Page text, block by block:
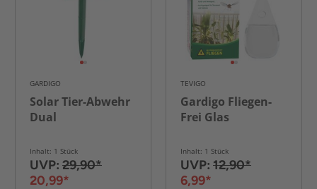
GARDIGO
Solar Tier-Abwehr
Dual
Inhalt: 1 Stück
UVP: 29,90*
20,99*
TEVIGO
Gardigo Fliegen-
Frei Glas
Inhalt: 1 Stück
UVP: 12,90*
6,99*